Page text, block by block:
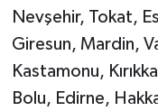
Nevşehir, Tokat,
Giresun, Mardin,
Kastamonu,
Bolu, Edirne,